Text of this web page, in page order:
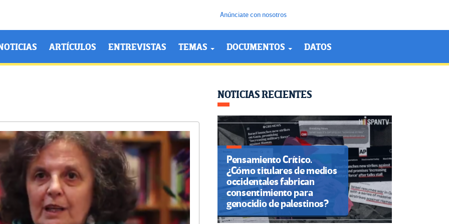
Anúnciate con nosotros
ARTÍCULOS ENTREVISTAS TEMAS DOCUMENTOS DATOS
NOTICIAS RECIENTES
Pensamiento Crítico.
¿Cómo titulares de medios
occidentales fabrican
consentimiento para
genocidio de palestinos?